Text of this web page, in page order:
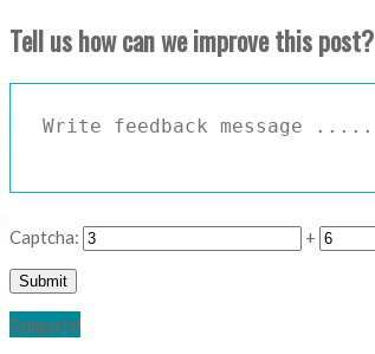
Tell us how can we improve this post?
Captcha: +
Comparte!